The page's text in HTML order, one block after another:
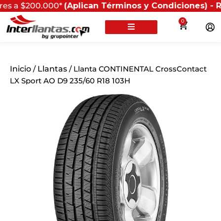
(Aplican Términos y Condiciones) -
0
Inicio / Llantas / Llanta CONTINENTAL CrossContact
LX Sport AO D9 235/60 R18 103H